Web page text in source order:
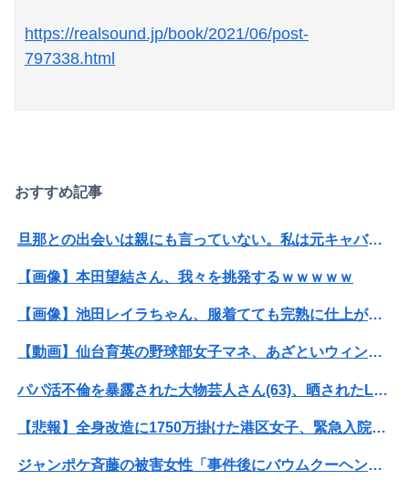
https://realsound.jp/book/2021/06/post-
797338.html
おすすめ記事
旦那との出会いは親にも言っていない。私は元キャバ嬢で旦那は元ボーイ
【画像】本田望結さん、我々を挑発するｗｗｗｗｗ
【画像】池田レイラちゃん、服着てても完熟に仕上がるｗｗｗｗｗｗｗｗｗｗｗｗｗｗ
【動画】仙台育英の野球部女子マネ、あざといウィンクでお前らの心を鷲掴みｗｗｗｗｗ
パパ活不倫を暴露された大物芸人さん(63)、晒されたLINEが面白すぎるｗｗｗｗｗｗｗｗｗ(画像ｱﾘ)
【悲報】全身改造に1750万掛けた港区女子、緊急入院でNHK報道局との合コンをキャンセル
ジャンポケ斉藤の被害女性「事件後にバウムクーヘン売ったりTikTokライブしててムカついた」